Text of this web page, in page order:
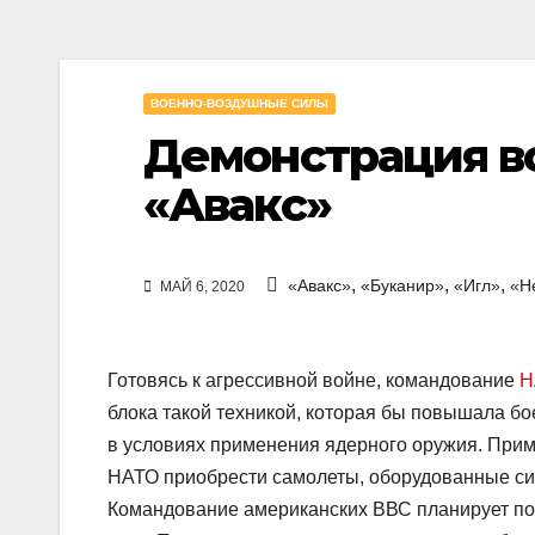
ВОЕННО-ВОЗДУШНЫЕ СИЛЫ
Демонстрация
«Авакс»
МАЙ 6, 2020 «Авакс», «Буканир», «Игл»,
Готовясь к агрессивной войне, командование
блока такой техникой, которая бы повышала
в условиях применения ядерного оружия.
НАТО приобрести самолеты, оборудованные
Командование американских ВВС планирует